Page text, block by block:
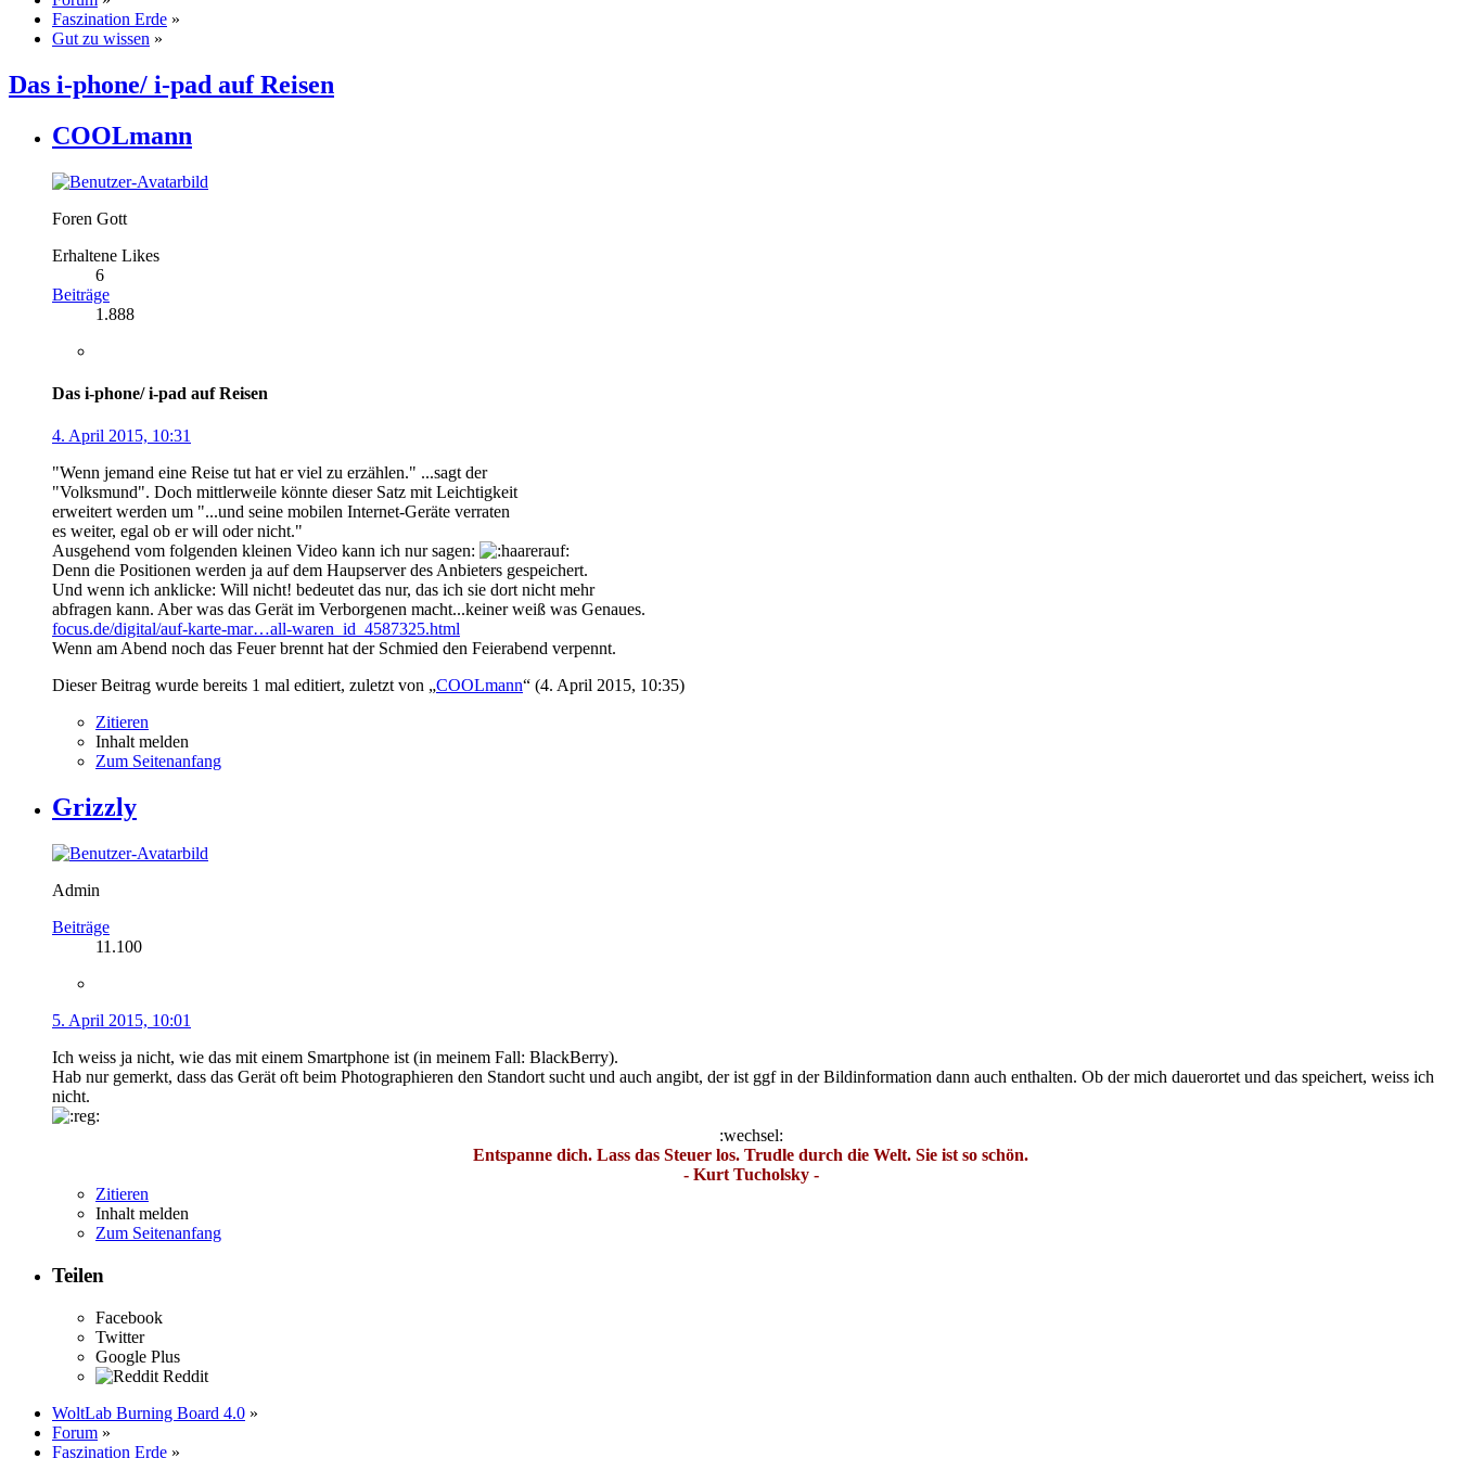
Faszination Erde »
Gut zu wissen »
Das i-phone/ i-pad auf Reisen
COOLmann
Foren Gott
Erhaltene Likes
6
Beiträge
1.888
Das i-phone/ i-pad auf Reisen
4. April 2015, 10:31
"Wenn jemand eine Reise tut hat er viel zu erzählen." ...sagt der
"Volksmund". Doch mittlerweile könnte dieser Satz mit Leichtigkeit
erweitert werden um "...und seine mobilen Internet-Geräte verraten
es weiter, egal ob er will oder nicht."
Ausgehend vom folgenden kleinen Video kann ich nur sagen:
Denn die Positionen werden ja auf dem Haupserver des Anbieters gespeichert.
Und wenn ich anklicke: Will nicht! bedeutet das nur, das ich sie dort nicht mehr
abfragen kann. Aber was das Gerät im Verborgenen macht...keiner weiß was Genaues.
focus.de/digital/auf-karte-mar…all-waren_id_4587325.html
Wenn am Abend noch das Feuer brennt hat der Schmied den Feierabend verpennt.
Dieser Beitrag wurde bereits 1 mal editiert, zuletzt von „COOLmann“ (4. April 2015, 10:35)
Zitieren
Inhalt melden
Zum Seitenanfang
Grizzly
Admin
Beiträge
11.100
5. April 2015, 10:01
Ich weiss ja nicht, wie das mit einem Smartphone ist (in meinem Fall: BlackBerry).
Hab nur gemerkt, dass das Gerät oft beim Photographieren den Standort sucht und auch angibt, der ist ggf in der Bildinformation dann auch enthalten. Ob der mich dauerortet und das speichert, weiss ich
nicht.
:wechsel:
Entspanne dich. Lass das Steuer los. Trudle durch die Welt. Sie ist so schön.
- Kurt Tucholsky -
Zitieren
Inhalt melden
Zum Seitenanfang
Teilen
Facebook
Twitter
Google Plus
Reddit
WoltLab Burning Board 4.0 »
Forum »
Faszination Erde »